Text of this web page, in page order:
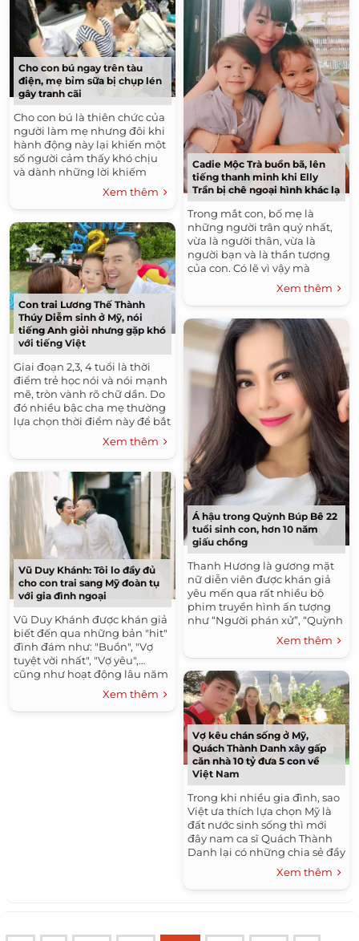
Cho con bú ngay trên tàu
điện, mẹ bỉm sữa bị chụp lén
gây tranh cãi
Cho con bú là thiên chức của
người làm mẹ nhưng đôi khi
hành động này lại khiến một
số người cảm thấy khó chịu
và dành những lời khiếm
chuyện của bà mẹ có tên...
Xem thêm
Con trai Lương Thế Thành
Thúy Diễm sinh ở Mỹ, nói
tiếng Anh giỏi nhưng gặp khó
với tiếng Việt
Giai đoạn 2,3, 4 tuổi là thời
điểm trẻ học nói và nói mạnh
mẽ, tròn vành rõ chữ dần. Do
đó nhiều bậc cha mẹ thường
lựa chọn thời điểm này để bắt
đầu cho con tiếp cận với
Xem thêm
Vũ Duy Khánh: Tôi lo đầy đủ
cho con trai sang Mỹ đoàn tụ
với gia đình ngoại
Vũ Duy Khánh được khán giả
biết đến qua những bản "hit"
đình đám như: "Buồn", "Vợ
tuyệt vời nhất", "Vợ yêu",…
cũng như hoạt động lâu năm
của anh trong giới giải trí. ...
Xem thêm
Cadie Mộc Trà buồn bã, lên
tiếng thanh minh khi Elly
Trần bị chê ngoại hình khác lạ
Trong mắt con, bố mẹ là
những người trân quý nhất,
vừa là người thân, vừa là
người bạn và là thần tượng
của con. Có lẽ vì vậy mà
không một cô cậu bé nào
muốn nghe bố mẹ bị chê...
Xem thêm
Á hậu trong Quỳnh Búp Bê 22
tuổi sinh con, hơn 10 năm
giấu chồng
Thanh Hương là gương mặt
nữ diễn viên được khán giả
yêu mến qua rất nhiều bộ
phim truyền hình ấn tượng
như “Người phán xử”, “Quỳnh
búp bê”, “Thương nhớ ở
ai”,”Mùa hoa tìm lại”,...
Xem thêm
Vợ kêu chán sống ở Mỹ,
Quách Thành Danh xây gấp
căn nhà 10 tỷ đưa 5 con về
Việt Nam
Trong khi nhiều gia đình, sao
Việt ưa thích lựa chọn Mỹ là
đất nước sinh sống thì mới
đây nam ca sĩ Quách Thành
Danh lại có những chia sẻ đầy
bất ngờ. Theo ông bố 5 con,
gia đình anh sang Mỹ...
Xem thêm